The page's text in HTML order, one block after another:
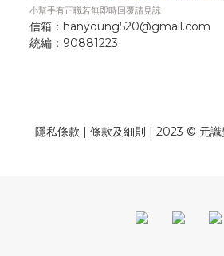
小幫手有正職若無即時回覆請見諒
信箱：hanyoung520@gmail.com
統編： 90881223
隱私條款 | 條款及細則 | 2023 © 元識